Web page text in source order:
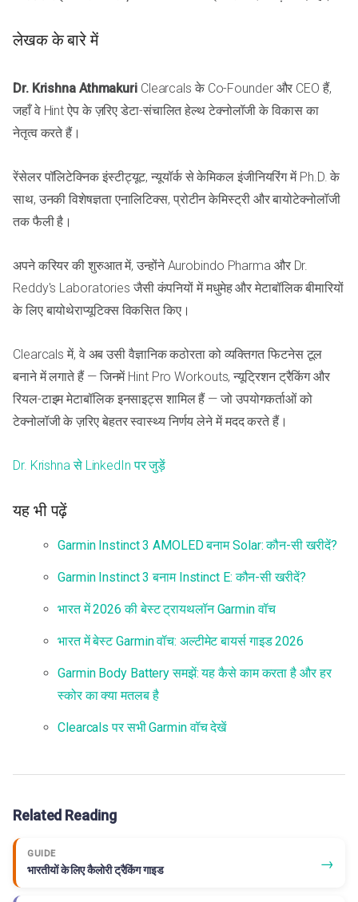
लेखक के बारे में
Dr. Krishna AthmakuriClearcals के Co-Founder और CEO हैं,
जहाँ वे Hint ऐप के ज़रिए डेटा-संचालित हेल्थ टेक्नोलॉजी के विकास का
नेतृत्व करते हैं।
रेंसेलर पॉलिटेक्निक इंस्टीट्यूट, न्यूयॉर्क से केमिकल इंजीनियरिंग में Ph.D. के
साथ, उनकी विशेषज्ञता एनालिटिक्स, प्रोटीन केमिस्ट्री और बायोटेक्नोलॉजी
तक फैली है।
अपने करियर की शुरुआत में, उन्होंने Aurobindo Pharma और Dr.
Reddy's Laboratories जैसी कंपनियों में मधुमेह और मेटाबॉलिक बीमारियों
के लिए बायोथेराप्यूटिक्स विकसित किए।
Clearcals में, वे अब उसी वैज्ञानिक कठोरता को व्यक्तिगत फिटनेस टूल
बनाने में लगाते हैं — जिनमें Hint Pro Workouts, न्यूट्रिशन ट्रैकिंग और
रियल-टाइम मेटाबॉलिक इनसाइट्स शामिल हैं — जो उपयोगकर्ताओं को
टेक्नोलॉजी के ज़रिए बेहतर स्वास्थ्य निर्णय लेने में मदद करते हैं।
Dr. Krishna से LinkedIn पर जुड़ें
यह भी पढ़ें
Garmin Instinct 3 AMOLED बनाम Solar: कौन-सी खरीदें?
Garmin Instinct 3 बनाम Instinct E: कौन-सी खरीदें?
भारत में 2026 की बेस्ट ट्रायथलॉन Garmin वॉच
भारत में बेस्ट Garmin वॉच: अल्टीमेट बायर्स गाइड 2026
Garmin Body Battery समझें: यह कैसे काम करता है और हर
स्कोर का क्या मतलब है
Clearcals पर सभी Garmin वॉच देखें
Related Reading
GUIDE
भारतीयों के लिए कैलोरी ट्रैकिंग गाइड →